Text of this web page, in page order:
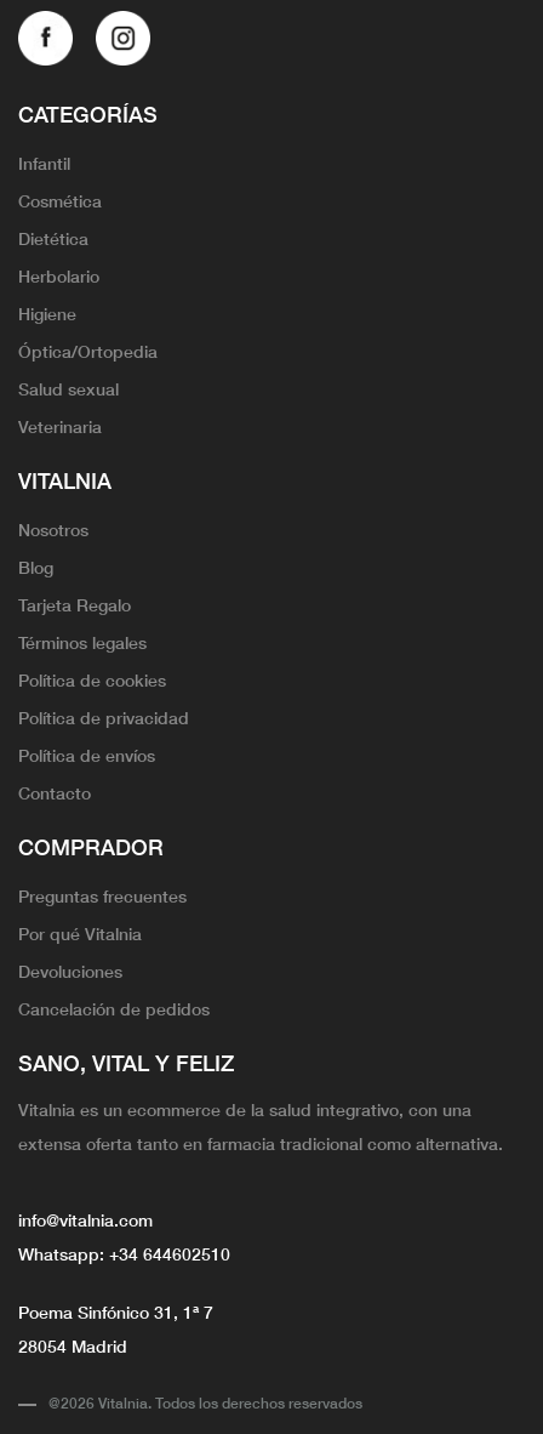
CATEGORÍAS
Infantil
Cosmética
Dietética
Herbolario
Higiene
Óptica/Ortopedia
Salud sexual
Veterinaria
VITALNIA
Nosotros
Blog
Tarjeta Regalo
Términos legales
Política de cookies
Política de privacidad
Política de envíos
Contacto
COMPRADOR
Preguntas frecuentes
Por qué Vitalnia
Devoluciones
Cancelación de pedidos
SANO, VITAL Y FELIZ
Vitalnia es un ecommerce de la salud integrativo, con una
extensa oferta tanto en farmacia tradicional como alternativa.
info@vitalnia.com
Whatsapp: +34 644602510
Poema Sinfónico 31, 1ª 7
28054 Madrid
@2026 Vitalnia. Todos los derechos reservados